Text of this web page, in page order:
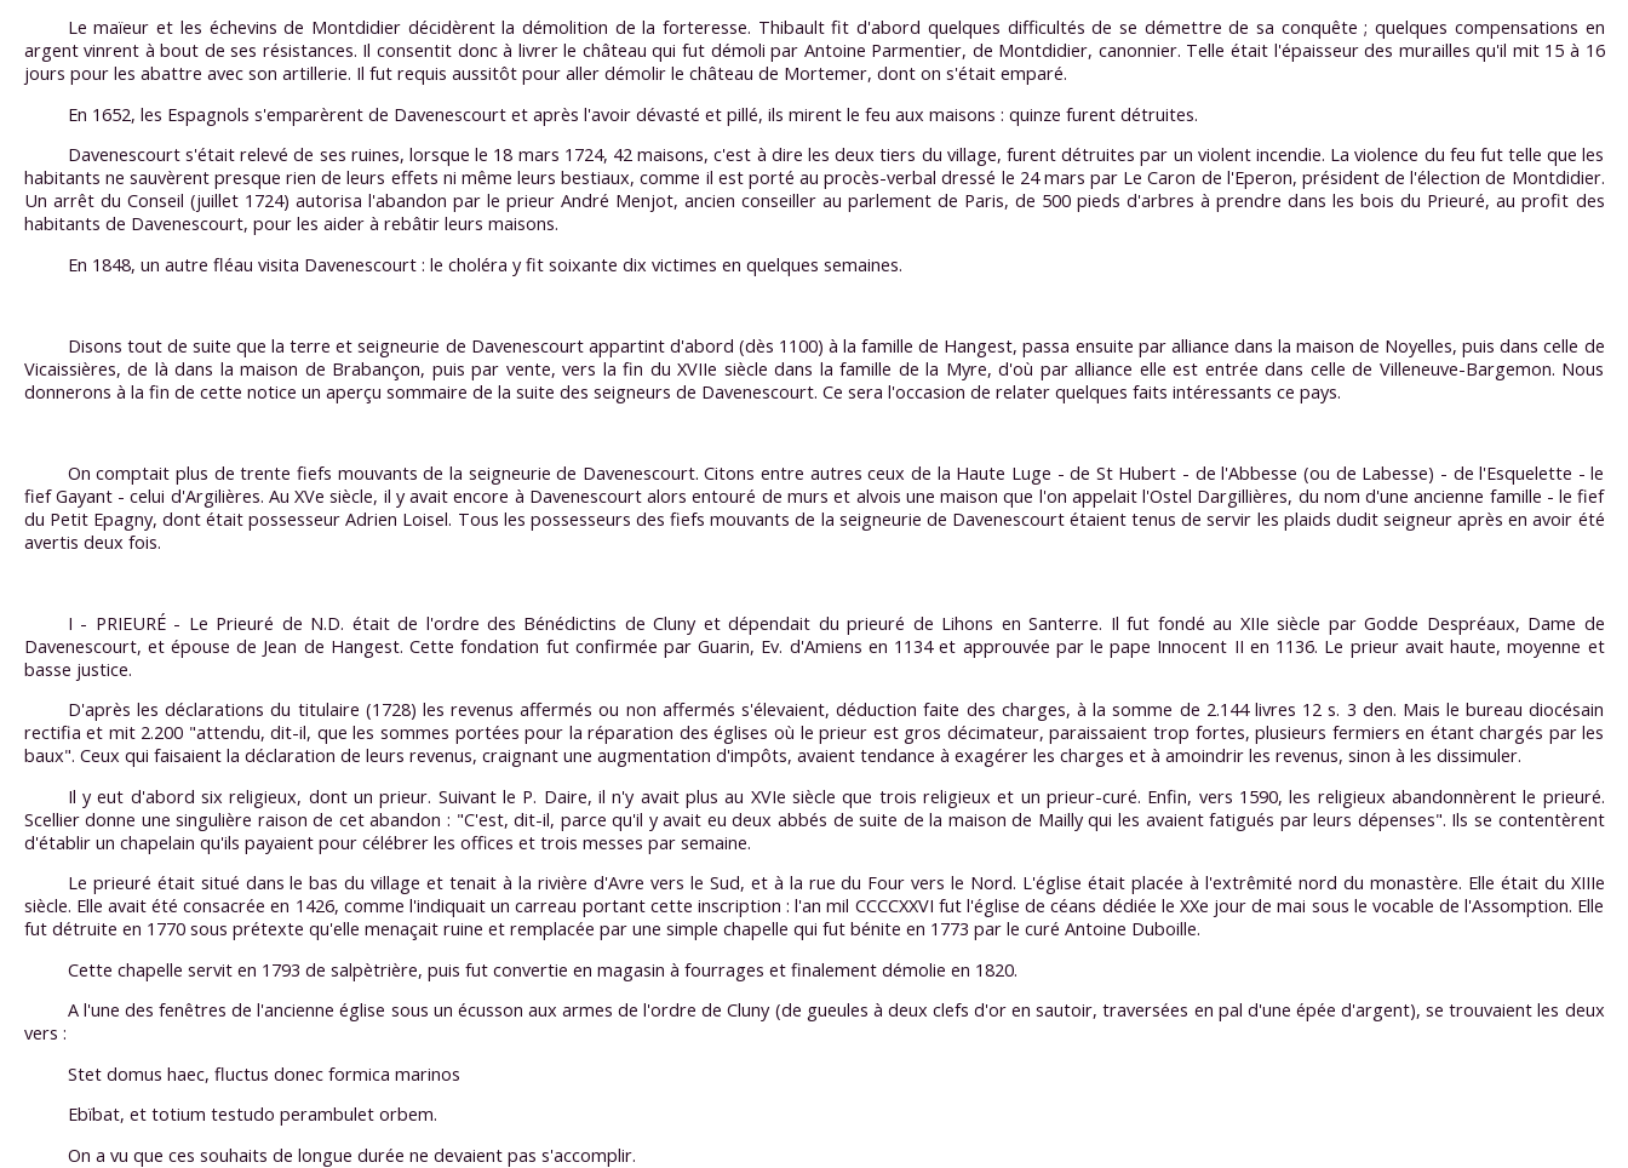
Le maïeur et les échevins de Montdidier décidèrent la démolition de la forteresse. Thibault fit d'abord quelques difficultés de se démettre de sa conquête ; quelques compensations en
argent vinrent à bout de ses résistances. Il consentit donc à livrer le château qui fut démoli par Antoine Parmentier, de Montdidier, canonnier. Telle était l'épaisseur des murailles qu'il mit 15 à 16
jours pour les abattre avec son artillerie. Il fut requis aussitôt pour aller démolir le château de Mortemer, dont on s'était emparé.
En 1652, les Espagnols s'emparèrent de Davenescourt et après l'avoir dévasté et pillé, ils mirent le feu aux maisons : quinze furent détruites.
Davenescourt s'était relevé de ses ruines, lorsque le 18 mars 1724, 42 maisons, c'est à dire les deux tiers du village, furent détruites par un violent incendie. La violence du feu fut telle que les
habitants ne sauvèrent presque rien de leurs effets ni même leurs bestiaux, comme il est porté au procès-verbal dressé le 24 mars par Le Caron de l'Eperon, président de l'élection de Montdidier.
Un arrêt du Conseil (juillet 1724) autorisa l'abandon par le prieur André Menjot, ancien conseiller au parlement de Paris, de 500 pieds d'arbres à prendre dans les bois du Prieuré, au profit des
habitants de Davenescourt, pour les aider à rebâtir leurs maisons.
En 1848, un autre fléau visita Davenescourt : le choléra y fit soixante dix victimes en quelques semaines.
Disons tout de suite que la terre et seigneurie de Davenescourt appartint d'abord (dès 1100) à la famille de Hangest, passa ensuite par alliance dans la maison de Noyelles, puis dans celle de
Vicaissières, de là dans la maison de Brabançon, puis par vente, vers la fin du XVIIe siècle dans la famille de la Myre, d'où par alliance elle est entrée dans celle de Villeneuve-Bargemon. Nous
donnerons à la fin de cette notice un aperçu sommaire de la suite des seigneurs de Davenescourt. Ce sera l'occasion de relater quelques faits intéressants ce pays.
On comptait plus de trente fiefs mouvants de la seigneurie de Davenescourt. Citons entre autres ceux de la Haute Luge - de St Hubert - de l'Abbesse (ou de Labesse) - de l'Esquelette - le
fief Gayant - celui d'Argilières. Au XVe siècle, il y avait encore à Davenescourt alors entouré de murs et alvois une maison que l'on appelait l'Ostel Dargillières, du nom d'une ancienne famille - le fief
du Petit Epagny, dont était possesseur Adrien Loisel. Tous les possesseurs des fiefs mouvants de la seigneurie de Davenescourt étaient tenus de servir les plaids dudit seigneur après en avoir été
avertis deux fois.
I - PRIEURÉ - Le Prieuré de N.D. était de l'ordre des Bénédictins de Cluny et dépendait du prieuré de Lihons en Santerre. Il fut fondé au XIIe siècle par Godde Despréaux, Dame de
Davenescourt, et épouse de Jean de Hangest. Cette fondation fut confirmée par Guarin, Ev. d'Amiens en 1134 et approuvée par le pape Innocent II en 1136. Le prieur avait haute, moyenne et
basse justice.
D'après les déclarations du titulaire (1728) les revenus affermés ou non affermés s'élevaient, déduction faite des charges, à la somme de 2.144 livres 12 s. 3 den. Mais le bureau diocésain
rectifia et mit 2.200 "attendu, dit-il, que les sommes portées pour la réparation des églises où le prieur est gros décimateur, paraissaient trop fortes, plusieurs fermiers en étant chargés par les
baux". Ceux qui faisaient la déclaration de leurs revenus, craignant une augmentation d'impôts, avaient tendance à exagérer les charges et à amoindrir les revenus, sinon à les dissimuler.
Il y eut d'abord six religieux, dont un prieur. Suivant le P. Daire, il n'y avait plus au XVIe siècle que trois religieux et un prieur-curé. Enfin, vers 1590, les religieux abandonnèrent le prieuré.
Scellier donne une singulière raison de cet abandon : "C'est, dit-il, parce qu'il y avait eu deux abbés de suite de la maison de Mailly qui les avaient fatigués par leurs dépenses". Ils se contentèrent
d'établir un chapelain qu'ils payaient pour célébrer les offices et trois messes par semaine.
Le prieuré était situé dans le bas du village et tenait à la rivière d'Avre vers le Sud, et à la rue du Four vers le Nord. L'église était placée à l'extrêmité nord du monastère. Elle était du XIIIe
siècle. Elle avait été consacrée en 1426, comme l'indiquait un carreau portant cette inscription : l'an mil CCCCXXVI fut l'église de céans dédiée le XXe jour de mai sous le vocable de l'Assomption. Elle
fut détruite en 1770 sous prétexte qu'elle menaçait ruine et remplacée par une simple chapelle qui fut bénite en 1773 par le curé Antoine Duboille.
Cette chapelle servit en 1793 de salpètrière, puis fut convertie en magasin à fourrages et finalement démolie en 1820.
A l'une des fenêtres de l'ancienne église sous un écusson aux armes de l'ordre de Cluny (de gueules à deux clefs d'or en sautoir, traversées en pal d'une épée d'argent), se trouvaient les deux
vers :
Stet domus haec, fluctus donec formica marinos
Ebïbat, et totium testudo perambulet orbem.
On a vu que ces souhaits de longue durée ne devaient pas s'accomplir.